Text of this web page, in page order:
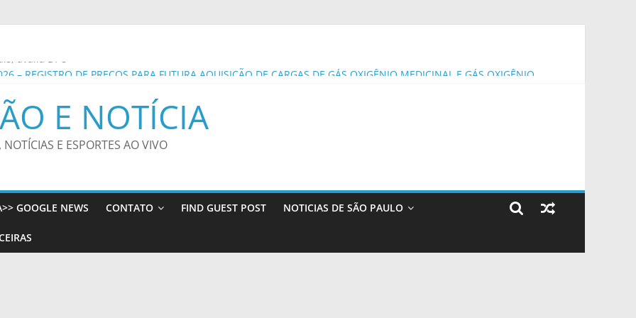
avalia DPU
COMODATO, QUANDO APLICÁVEL, PARA ATENDER AS NECESSIDADES DA PREFEITURA MUNICIPAL DE BONITO/MS. –
– Agência de Notícias
por fibrose cística
imagina – Prefeitura Estância Turística Guaratinguetá
E NOTÍCIA
E ESPORTES AO VIVO
GOOGLE NEWS CONTATO FIND GUEST POST NOTICIAS DE SÃO PAULO